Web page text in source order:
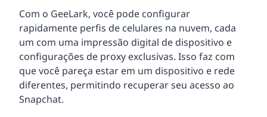
Com o GeeLark, você pode configurar
rapidamente perfis de celulares na nuvem, cada
um com uma impressão digital de dispositivo e
configurações de proxy exclusivas. Isso faz com
que você pareça estar em um dispositivo e rede
diferentes, permitindo recuperar seu acesso ao
Snapchat.